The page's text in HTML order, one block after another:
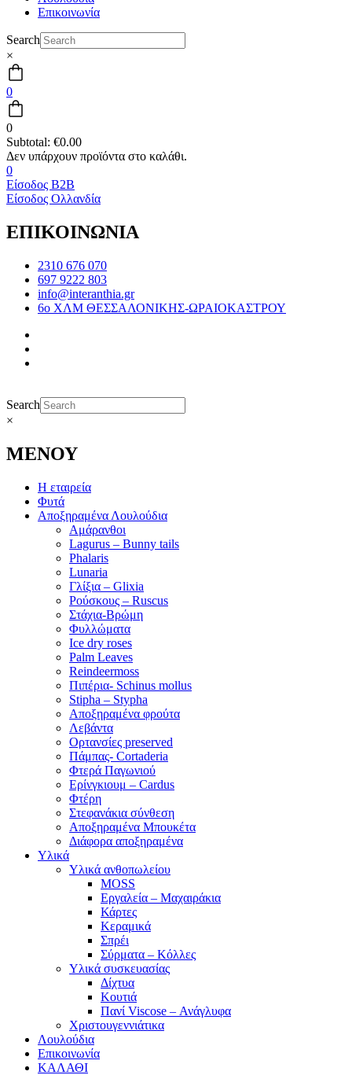
Επικοινωνία
Search
×
0
0
Subtotal: €0.00
0
Είσοδος B2B
Είσοδος Ολλανδία
ΕΠΙΚΟΙΝΩΝΙΑ
2310 676 070
697 9222 803
info@interanthia.gr
6ο ΧΛΜ ΘΕΣΣΑΛΟΝΙΚΗΣ-ΩΡΑΙΟΚΑΣΤΡΟΥ
Search
×
ΜΕΝΟΥ
Η εταιρεία
Φυτά
Αποξηραμένα Λουλούδια
Αμάρανθοι
Lagurus – Bunny tails
Phalaris
Lunaria
Γλίξια – Glixia
Ρούσκους – Ruscus
Στάχια-Βρώμη
Φυλλώματα
Ice dry roses
Palm Leaves
Reindeermoss
Πιπέρια- Schinus mollus
Stipha – Stypha
Αποξηραμένα φρούτα
Λεβάντα
Ορτανσίες preserved
Πάμπας- Cortaderia
Φτερά Παγωνιού
Ερίνγκιουμ – Cardus
Φτέρη
Στεφανάκια σύνθεση
Αποξηραμένα Μπουκέτα
Διάφορα αποξηραμένα
Υλικά
Υλικά ανθοπωλείου
MOSS
Εργαλεία – Μαχαιράκια
Κάρτες
Κεραμικά
Σπρέι
Σύρματα – Κόλλες
Υλικά συσκευασίας
Δίχτυα
Κουτιά
Πανί Viscose – Ανάγλυφα
Χριστουγεννιάτικα
Λουλούδια
Επικοινωνία
ΚΑΛΑΘΙ